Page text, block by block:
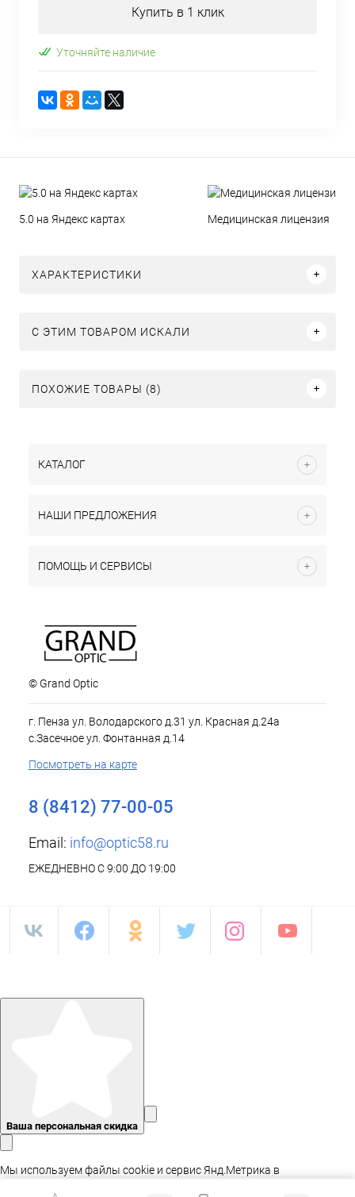
Купить в 1 клик
Уточняйте наличие
5.0 на Яндекс картах Медицинская лицензия
ХАРАКТЕРИСТИКИ
C ЭТИМ ТОВАРОМ ИСКАЛИ
ПОХОЖИЕ ТОВАРЫ (8)
КАТАЛОГ
НАШИ ПРЕДЛОЖЕНИЯ
ПОМОЩЬ И СЕРВИСЫ
© Grand Optic
г. Пенза ул. Володарского д.31 ул. Красная д.24а
с.Засечное ул. Фонтанная д.14
Посмотреть на карте
8 (8412) 77-00-05
Email: info@optic58.ru
ЕЖЕДНЕВНО С 9:00 ДО 19:00
Ваша персональная скидка
Мы используем файлы cookie и сервис Янд.Метрика в